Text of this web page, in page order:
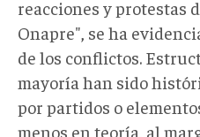
reacciones y protestas
Onapre", se ha
de los conflictos.
mayoría han sido
por partidos o
menos en teoría, al